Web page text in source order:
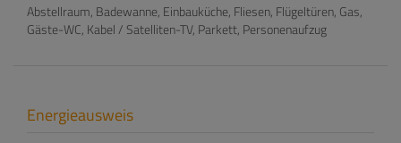
Abstellraum Badewanne Einbauküche Fliesen Flügeltüren Gas
Gäste-WC Kabel / Satelliten-TV Parkett Personenaufzug
Energieausweis